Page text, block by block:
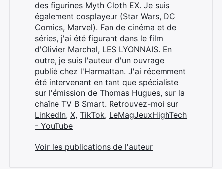
des figurines Myth Cloth EX. Je suis
également cosplayeur (Star Wars, DC
Comics, Marvel). Fan de cinéma et de
séries, j'ai été figurant dans le film
d'Olivier Marchal, LES LYONNAIS. En
outre, je suis l'auteur d'un ouvrage
publié chez l'Harmattan. J'ai récemment
été intervenant en tant que spécialiste
sur l'émission de Thomas Hugues, sur la
chaîne TV B Smart. Retrouvez-moi sur
LinkedIn, X, TikTok, LeMagJeuxHighTech
- YouTube
Voir les publications de l'auteur